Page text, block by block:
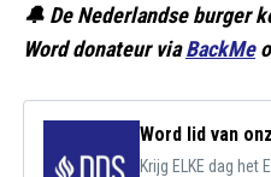
🔔 De Nederlandse burger
Word donateur viaBackMe
Word lid van
Krijg ELKE dag het